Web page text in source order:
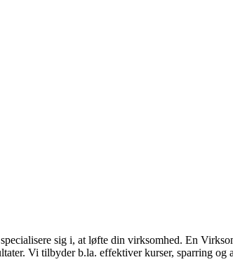
sig i, at løfte din virksomhed. En
Vi tilbyder b.la. effektiver kurser, sparring